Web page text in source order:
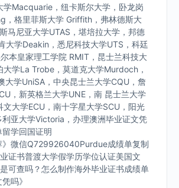
学Macquarie，纽卡斯尔大学，卧龙岗
，格里菲斯大学 Griffith，弗林德斯大
马尼亚大学UTAS，堪培拉大学，邦德
大学Deakin，悉尼科技大学UTS，科廷
本皇家理工学院 RMIT，昆士兰科技大
大学La Trobe，莫道克大学Murdoch，
大学UniSA，中央昆士兰大学CQU，詹
，新英格兰大学UNE，南 昆士兰大学
文大学ECU，南十字星大学SCU，阳光
亚大学Victoria，办理澳洲毕业证文凭
学回国证明
》微信Q729926040Purdue成绩单复制
证书普渡大学假学历学位认证美国文
可查吗？怎么制作海外毕业证书成绩单
吗》